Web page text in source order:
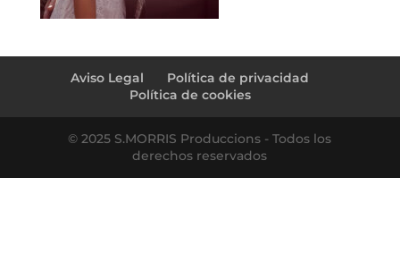
Aviso Legal
Política de privacidad
Política de cookies
© 2025 S.MORRIS Produccions - Todos los
derechos reservados